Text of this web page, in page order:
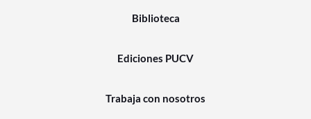
Biblioteca
Ediciones PUCV
Trabaja con nosotros